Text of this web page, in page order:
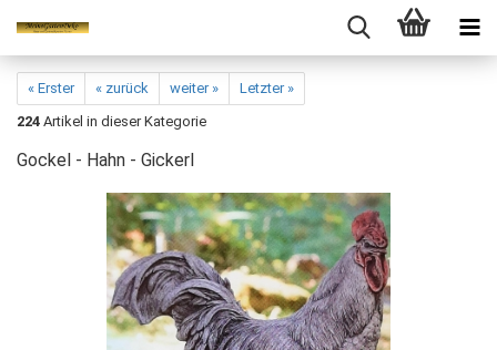
« Erster « zurück weiter »
Letzter »
224 Artikel in dieser Kategorie
Gockel - Hahn - Gickerl